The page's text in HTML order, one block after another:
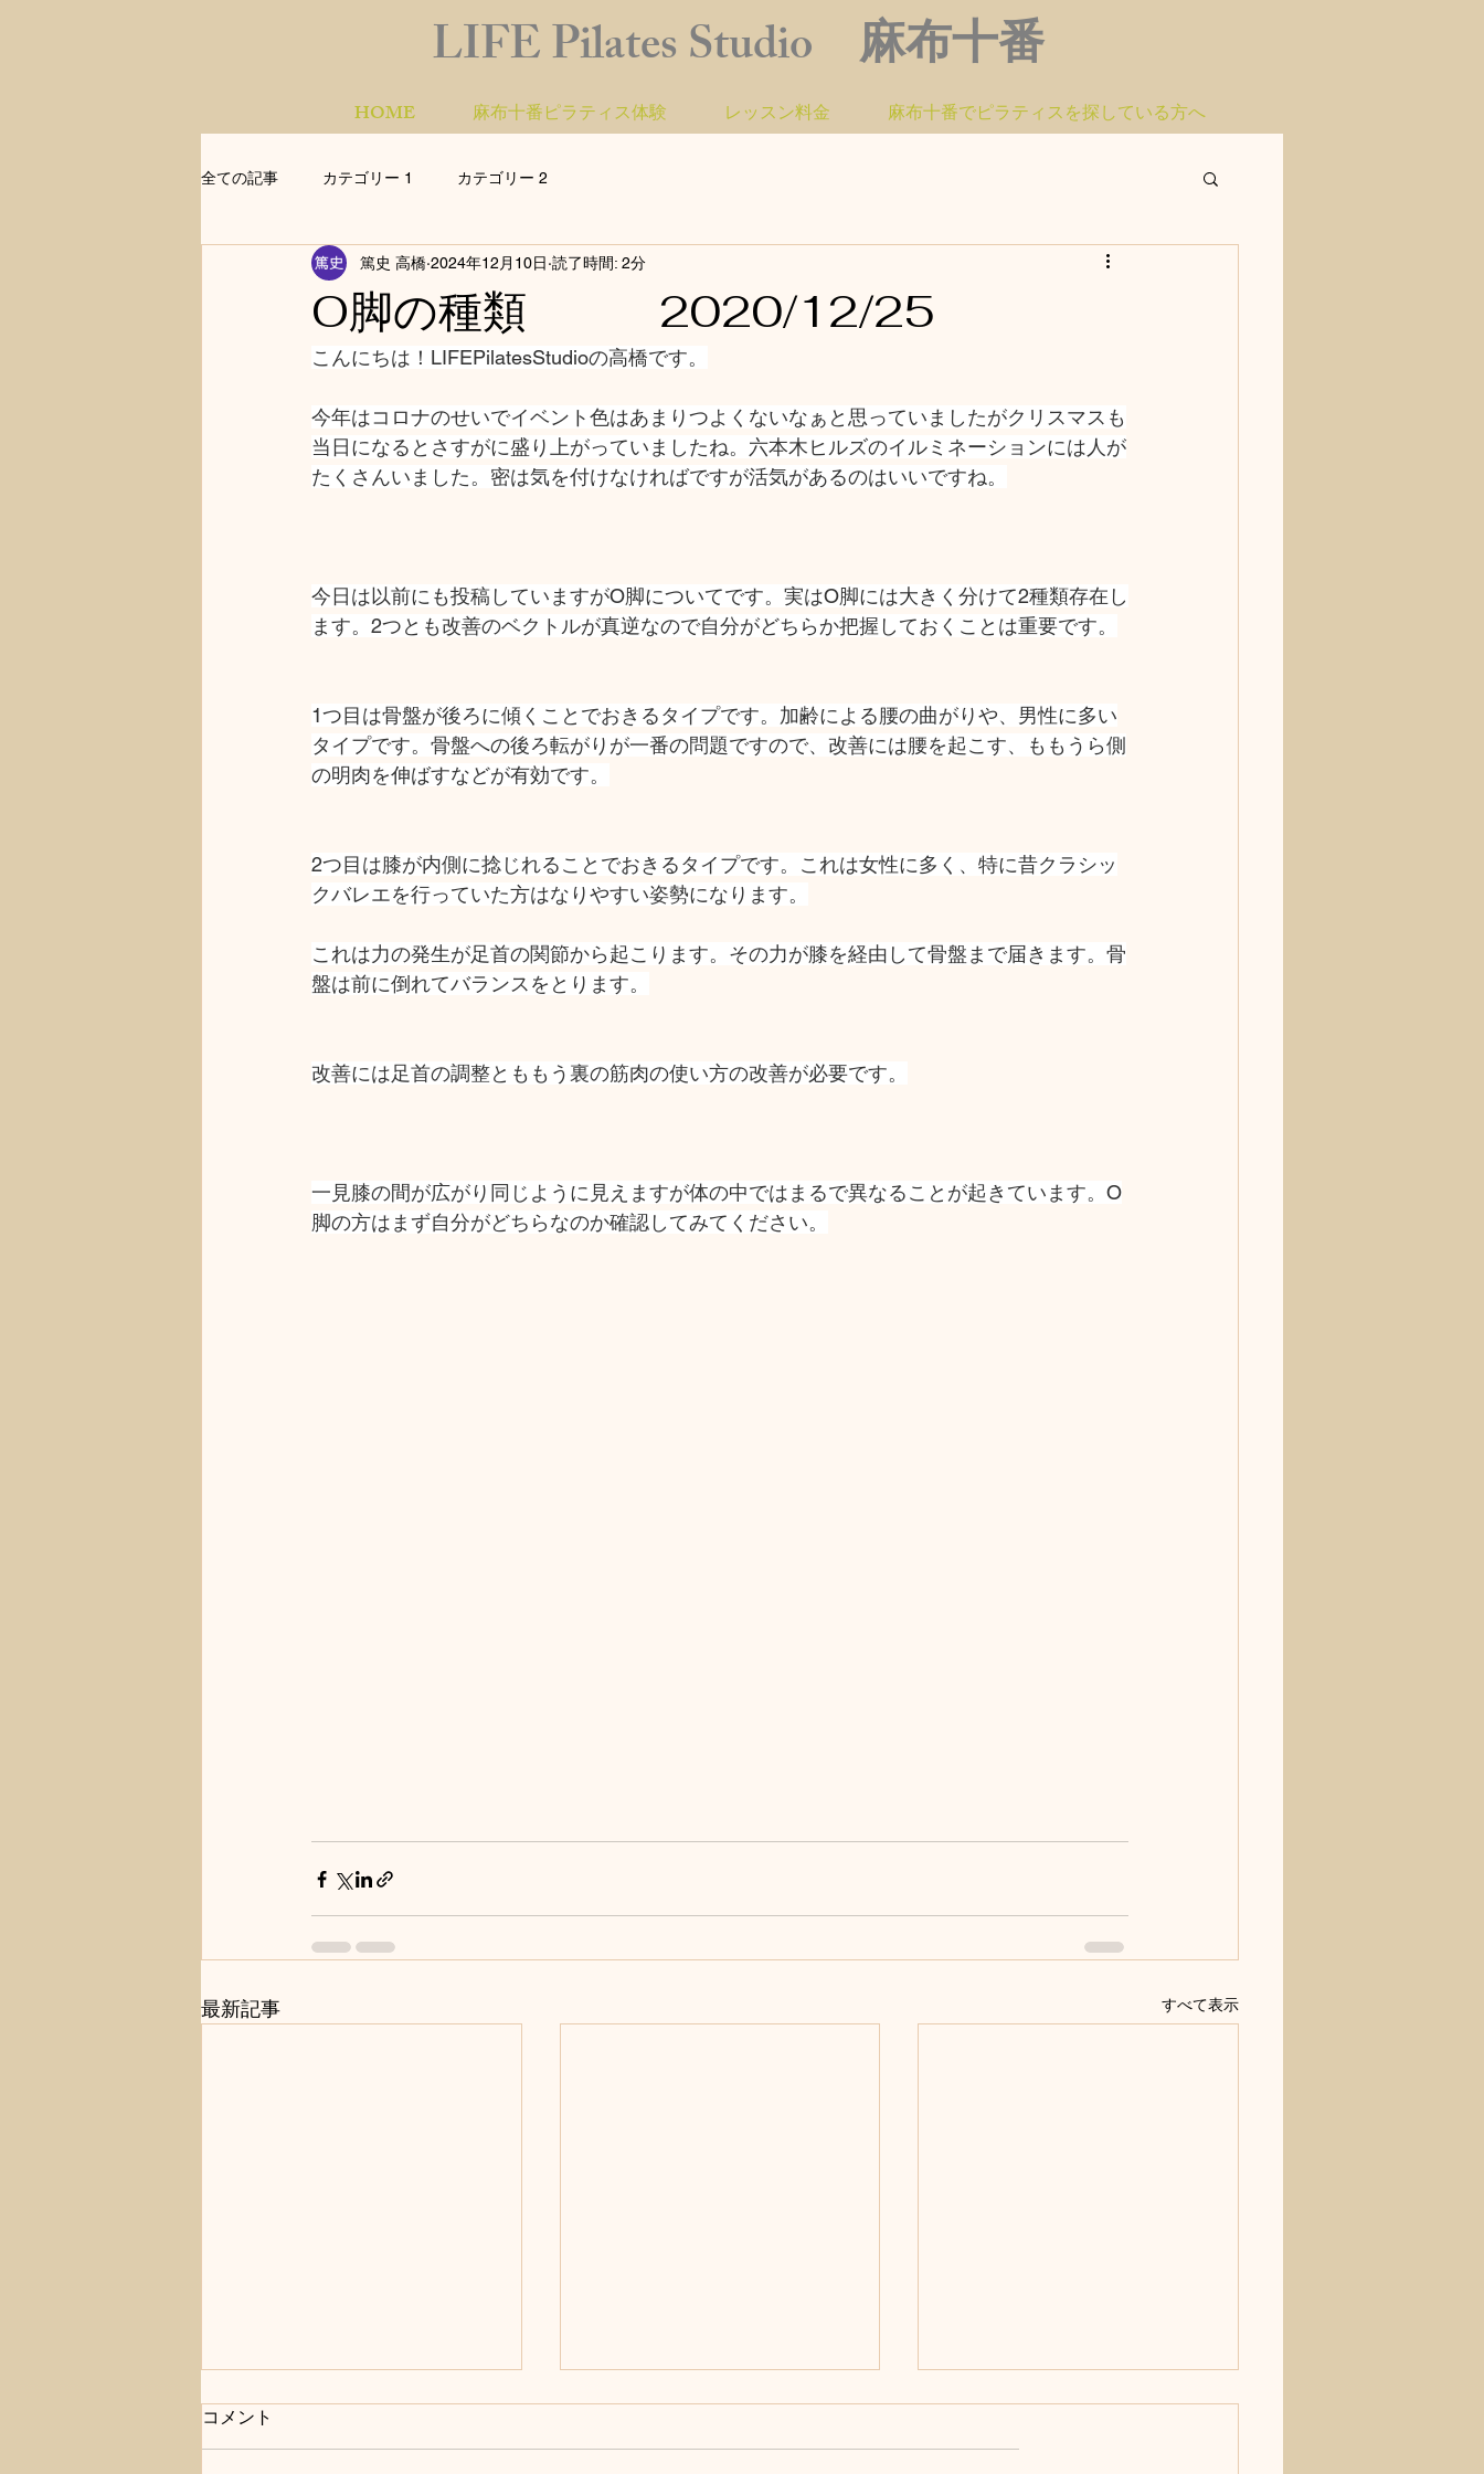
LIFE Pilates Studio 麻布十番
HOME 麻布十番ピラティス体験 レッスン料金 麻布十番でピラティスを探している方へ
全ての記事 カテゴリー 1 カテゴリー 2
O脚の種類 2020/12/25
篤史 高橋 2024年12月10日 読了時間: 2分
こんにちは！LIFEPilatesStudioの高橋です。
今年はコロナのせいでイベント色はあまりつよくないなぁと思っていましたがクリスマスも
当日になるとさすがに盛り上がっていましたね。六本木ヒルズのイルミネーションには人が
たくさんいました。密は気を付けなければですが活気があるのはいいですね。
今日は以前にも投稿していますがO脚についてです。実はO脚には大きく分けて2種類存在し
ます。2つとも改善のベクトルが真逆なので自分がどちらか把握しておくことは重要です。
1つ目は骨盤が後ろに傾くことでおきるタイプです。加齢による腰の曲がりや、男性に多い
タイプです。骨盤への後ろ転がりが一番の問題ですので、改善には腰を起こす、ももうら側
の明肉を伸ばすなどが有効です。
2つ目は膝が内側に捻じれることでおきるタイプです。これは女性に多く、特に昔クラシッ
クバレエを行っていた方はなりやすい姿勢になります。
これは力の発生が足首の関節から起こります。その力が膝を経由して骨盤まで届きます。骨
盤は前に倒れてバランスをとります。
改善には足首の調整とももう裏の筋肉の使い方の改善が必要です。
一見膝の間が広がり同じように見えますが体の中ではまるで異なることが起きています。O
脚の方はまず自分がどちらなのか確認してみてください。
最新記事 すべて表示
コメント